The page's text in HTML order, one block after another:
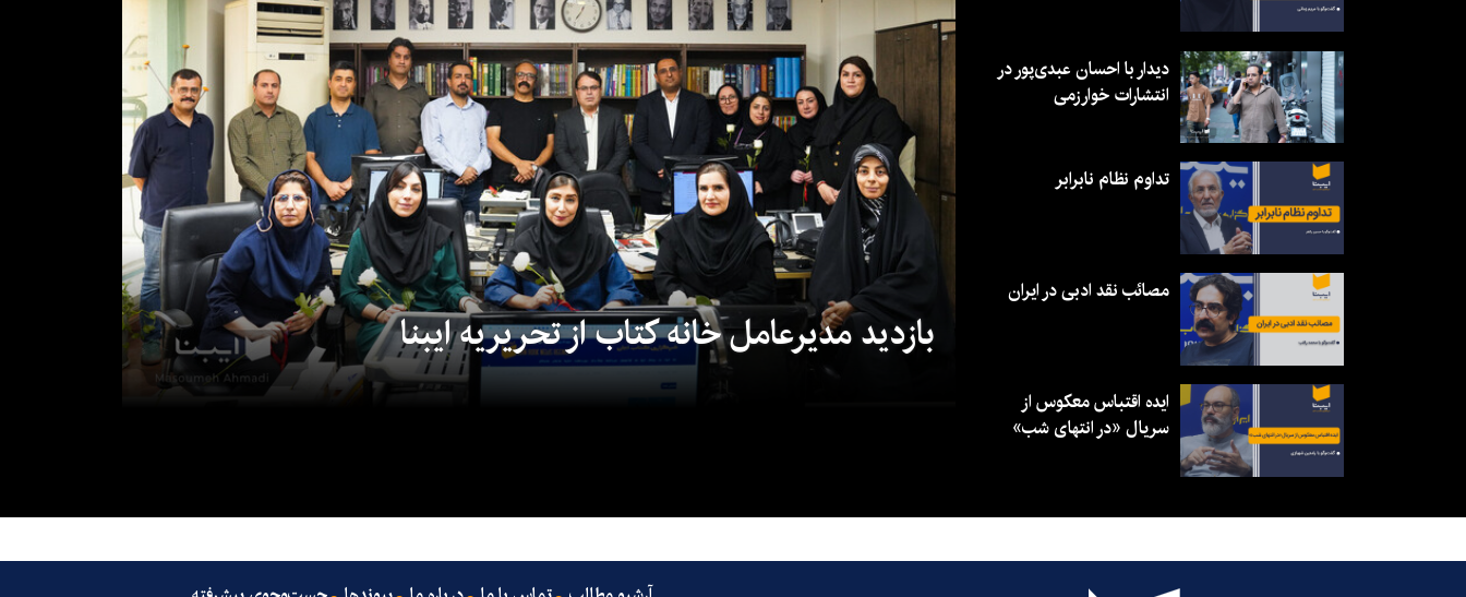
بازدید مدیرعامل خانه کتاب از تحریریه ایبنا
دیدار با احسان عبدی‌پور در
انتشارات خوارزمی
تداوم نظام نابرابر
مصائب نقد ادبی در ایران
ایده اقتباس معکوس از
سریال «در انتهای شب»